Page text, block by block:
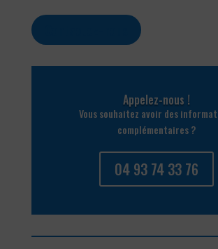
Appelez-nous !
Vous souhaitez avoir des
complémentaires ?
04 93 74 33 76